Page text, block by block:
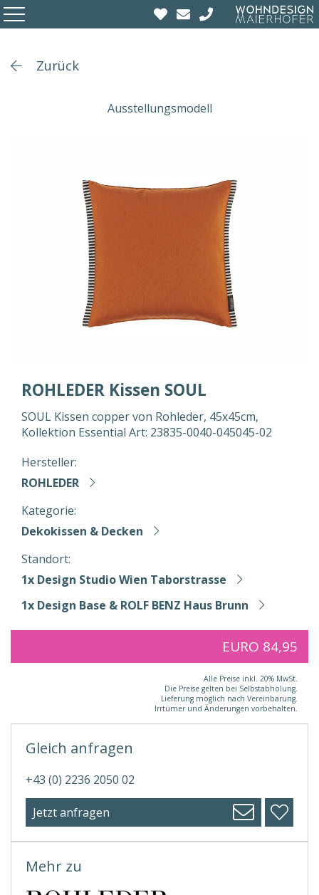
Zurück
Ausstellungsmodell
ROHLEDER Kissen SOUL
SOUL Kissen copper von Rohleder, 45x45cm,
Kollektion Essential Art: 23835-0040-045045-02
Hersteller:
ROHLEDER
Kategorie:
Dekokissen & Decken
Standort:
1x Design Studio Wien Taborstrasse
1x Design Base & ROLF BENZ Haus Brunn
EURO 84,95
Alle Preise inkl. 20% MwSt.
Die Preise gelten bei Selbstabholung.
Lieferung möglich nach Vereinbarung.
Irrtümer und Änderungen vorbehalten.
Mehr zu
Gleich anfragen
+43 (0) 2236 2050 02
Jetzt anfragen